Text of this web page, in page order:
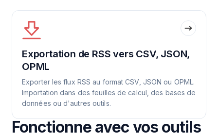
Exportation de RSS vers CSV, JSON,
OPML
Exporter les flux RSS au format CSV, JSON ou OPML.
Importation dans des feuilles de calcul, des bases de
données ou d'autres outils.
Fonctionne avec vos outils